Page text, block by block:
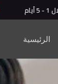
الرئيسية